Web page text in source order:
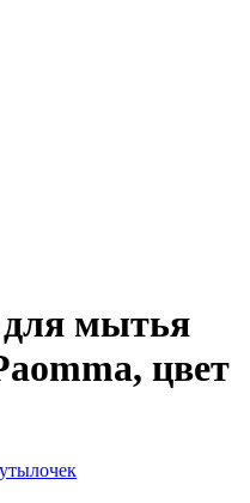
мытья
цвет